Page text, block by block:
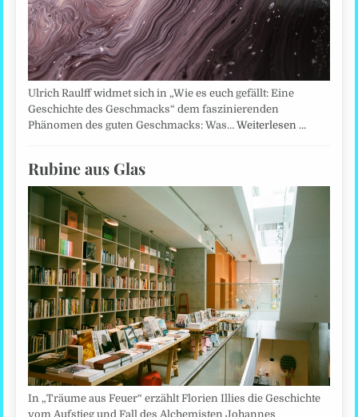
Ulrich Raulff widmet sich in „Wie es euch gefällt: Eine
Geschichte des Geschmacks“ dem faszinierenden
Phänomen des guten Geschmacks: Was…Weiterlesen …
Rubine aus Glas
In „Träume aus Feuer“ erzählt Florien Illies die Geschichte
vom Aufstieg und Fall des Alchemisten Johannes